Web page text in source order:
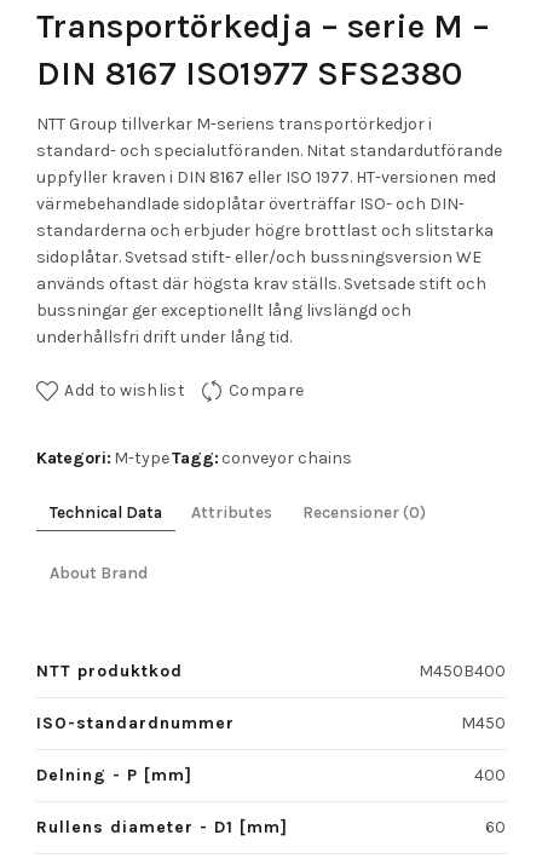
Transportörkedja – serie M –
DIN 8167 ISO1977 SFS2380
NTT Group tillverkar M-seriens transportörkedjor i
standard- och specialutföranden. Nitat standardutförande
uppfyller kraven i DIN 8167 eller ISO 1977. HT-versionen med
värmebehandlade sidoplåtar överträffar ISO- och DIN-
standarderna och erbjuder högre brottlast och slitstarka
sidoplåtar. Svetsad stift- eller/och bussningsversion WE
används oftast där högsta krav ställs. Svetsade stift och
bussningar ger exceptionellt lång livslängd och
underhållsfri drift under lång tid.
Add to wishlist Compare
Kategori: M-typeTagg: conveyor chains
Technical Data Attributes Recensioner (0)
About Brand
NTT produktkod M450B400
ISO-standardnummer M450
Delning - P [mm] 400
Rullens diameter - D1 [mm] 60